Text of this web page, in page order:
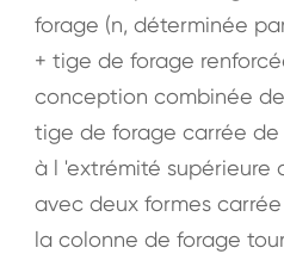
forage (n, déterminée
+ tige de forage
conception combinée
tige de forage carrée de
à l 'extrémité supérieure
avec deux formes
la colonne de forage